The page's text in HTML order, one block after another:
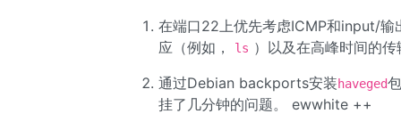
在端口22上优先考虑ICMP和input/
应（例如，
ls ）以及在高峰时间的
通过Debian backports安装haveged
挂了几分钟的问题。 ewwhite ++